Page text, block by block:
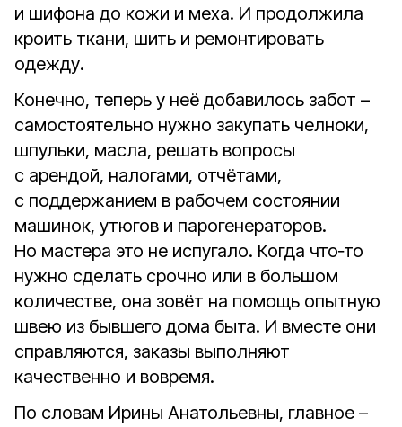
и шифона до кожи и меха. И продолжила
кроить ткани, шить и ремонтировать
одежду.
Конечно, теперь у неё добавилось забот –
самостоятельно нужно закупать челноки,
шпульки, масла, решать вопросы
с арендой, налогами, отчётами,
с поддержанием в рабочем состоянии
машинок, утюгов и парогенераторов.
Но мастера это не испугало. Когда что‑то
нужно сделать срочно или в большом
количестве, она зовёт на помощь опытную
швею из бывшего дома быта. И вместе они
справляются, заказы выполняют
качественно и вовремя.
По словам Ирины Анатольевны, главное –